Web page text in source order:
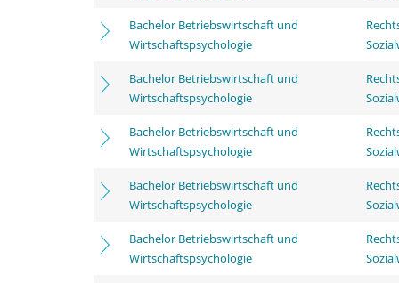
Bachelor Betriebswirtschaft und
Wirtschaftspsychologie
Bachelor Betriebswirtschaft und
Wirtschaftspsychologie
Bachelor Betriebswirtschaft und
Wirtschaftspsychologie
Bachelor Betriebswirtschaft und
Wirtschaftspsychologie
Bachelor Betriebswirtschaft und
Wirtschaftspsychologie